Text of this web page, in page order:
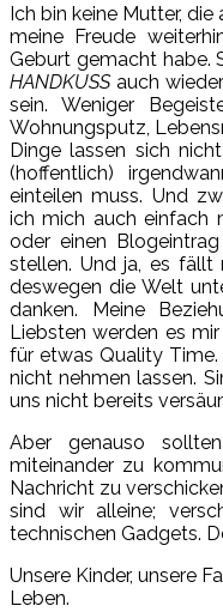
Ich bin keine Mutter, die
meine Freude
Geburt gemacht habe.
HANDKUSSauch
sein. Weniger
Wohnungsputz,
Dinge lassen sich
(hoffentlich)
einteilen muss. Und
ich mich auch einfach
oder einen
stellen. Und ja, es fällt
deswegen die Welt
danken. Meine
Liebsten werden es
für etwas Quality Time.
nicht nehmen lassen.
uns nicht bereits
Aber genauso
miteinander zu
Nachricht zu
sind wir alleine;
technischen Gadgets.
Unsere Kinder, unsere
Leben.